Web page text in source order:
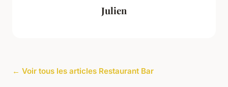
Julien
← Voir tous les articles Restaurant Bar